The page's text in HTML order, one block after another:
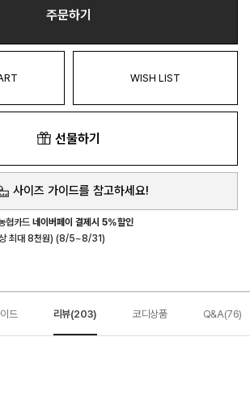
주문하기
WISH LIST
선물하기
사이즈 가이드를 참고하세요!
협카드네이버페이 결제시 5%할인
최대 8천원) (8/5~8/31)
드 리뷰(203) 코디상품 Q&A(76)